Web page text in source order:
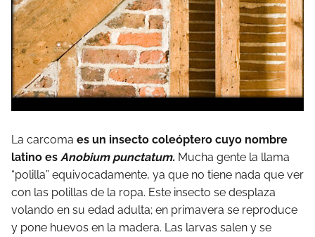
La carcoma es un insecto coleóptero cuyo nombre
latino es Anobium punctatum. Mucha gente la llama
“polilla” equivocadamente, ya que no tiene nada que ver
con las polillas de la ropa. Este insecto se desplaza
volando en su edad adulta; en primavera se reproduce
y pone huevos en la madera. Las larvas salen y se